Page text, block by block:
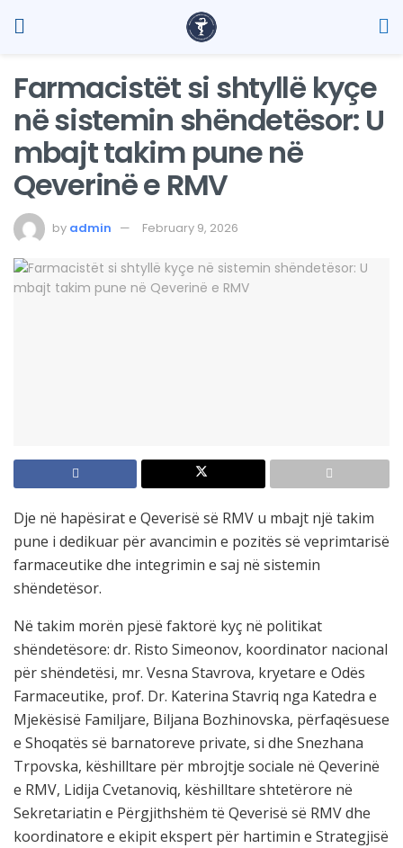
Farmacistët si shtyllë kyçe
në sistemin shëndetësor: U
mbajt takim pune në
Qeverinë e RMV
by admin February 9, 2026
Dje në hapësirat e Qeverisë së RMV u mbajt një takim
pune i dedikuar për avancimin e pozitës së veprimtarisë
farmaceutike dhe integrimin e saj në sistemin
shëndetësor.
Në takim morën pjesë faktorë kyç në politikat
shëndetësore: dr. Risto Simeonov, koordinator nacional
për shëndetësi, mr. Vesna Stavrova, kryetare e Odës
Farmaceutike, prof. Dr. Katerina Stavriq nga Katedra e
Mjekësisë Familjare, Biljana Bozhinovska, përfaqësuese
e Shoqatës së barnatoreve private, si dhe Snezhana
Trpovska, këshilltare për mbrojtje sociale në Qeverinë
e RMV, Lidija Cvetanoviq, këshilltare shtetërore në
Sekretariatin e Përgjithshëm të Qeverisë së RMV dhe
koordinatore e ekipit ekspert për hartimin e Strategjisë